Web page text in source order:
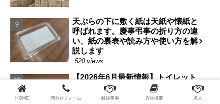
天ぷらの下に敷く紙は天紙や懐紙と
呼ばれます。慶事弔事の折り方の違
い、紙の裏表や読み方や使い方を解
説します
520 views
【2026年6月最新情報】トイレット
ペーパーの値上げはいつからか？家
庭紙値上げの原因や理由について解
HOME 問合せフォーム 解決事例 会社概要 求人